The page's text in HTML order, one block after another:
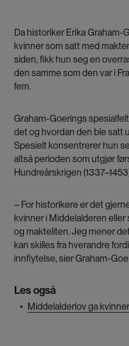
Da historiker Erika
kvinner som satt med
siden, fikk hun seg en
den samme som den var i
fem.
Graham-Goerings
det og hvordan den ble satt
Spesielt konsentrerer hun
altså perioden som utgjør
Hundreårskrigen
– For historikere er det
kvinner i Middelalderen
og makteliten. Jeg mener
kan skilles fra hverandre
innflytelse, sier Graham-
Les også
▪ Middelalderlov ga